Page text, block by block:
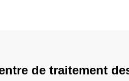
de traitement